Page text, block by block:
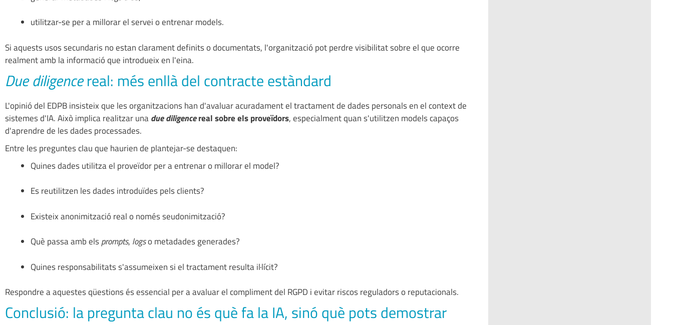
utilitzar-se per a millorar el servei o entrenar models.
Si aquests usos secundaris no estan clarament definits o documentats, l'organització pot perdre visibilitat sobre el que ocorre
realment amb la informació que introdueix en l'eina.
Due diligencereal: més enllà del contracte estàndard
L'opinió del EDPB insisteix que les organitzacions han d'avaluar acuradament el tractament de dades personals en el context de
sistemes d'IA. Això implica realitzar unadue diligencerealsobre els proveïdors, especialment quan s'utilitzen models capaços
d'aprendre de les dades processades.
Entre les preguntes clau que haurien de plantejar-se destaquen:
Quines dades utilitza el proveïdor per a entrenar o millorar el model?
Es reutilitzen les dades introduïdes pels clients?
Existeix anonimització real o només seudonimització?
Què passa amb elsprompts, logso metadades generades?
Quines responsabilitats s'assumeixen si el tractament resulta il·lícit?
Respondre a aquestes qüestions és essencial per a avaluar el compliment del RGPD i evitar riscos reguladors o reputacionals.
Conclusió: la pregunta clau no és què fa la IA, sinó què pots demostrar